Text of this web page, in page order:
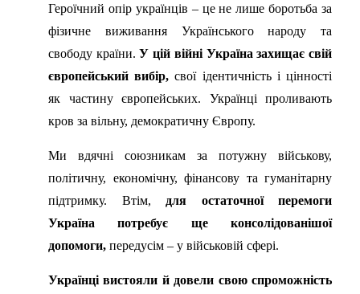
Героїчний опір українців – це не лише боротьба за
фізичне виживання Українського народу та
свободу країни.У цій війні Україна захищає свій
європейський вибір,свої ідентичність і цінності
як частину європейських. Українці проливають
кров за вільну, демократичну Європу.
Ми вдячні союзникам за потужну військову,
політичну, економічну, фінансову та гуманітарну
підтримку. Втім, для остаточної перемоги
Україна потребує ще консолідованішої
допомоги, передусім – у військовій сфері.
Українці вистояли й довели свою спроможність